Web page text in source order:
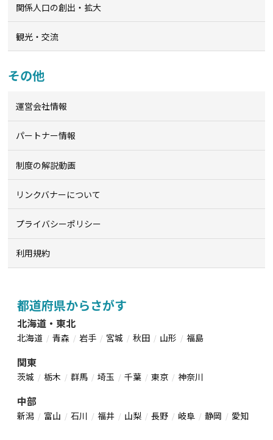
関係人口の創出・拡大
観光・交流
その他
運営会社情報
パートナー情報
制度の解説動画
リンクバナーについて
プライバシーポリシー
利用規約
都道府県からさがす
北海道・東北
北海道 青森 岩手 宮城 秋田 山形 福島
関東
茨城 栃木 群馬 埼玉 千葉 東京 神奈川
中部
新潟 富山 石川 福井 山梨 長野 岐阜 静岡 愛知